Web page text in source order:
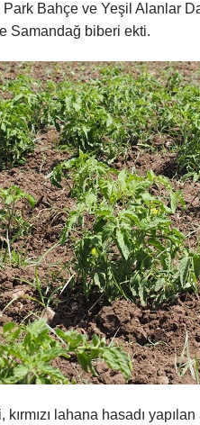
Bahçe ve Yeşil Alanlar
Samandağ biberi ekti.
lahana hasadı